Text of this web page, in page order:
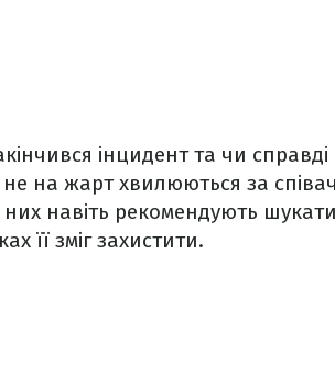
інцидент та чи справді
на жарт хвилюються за
навіть рекомендують
її зміг захистити.